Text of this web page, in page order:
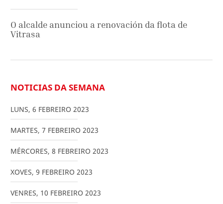
O alcalde anunciou a renovación da flota de
Vitrasa
NOTICIAS DA SEMANA
LUNS, 6 FEBREIRO 2023
MARTES, 7 FEBREIRO 2023
MÉRCORES, 8 FEBREIRO 2023
XOVES, 9 FEBREIRO 2023
VENRES, 10 FEBREIRO 2023